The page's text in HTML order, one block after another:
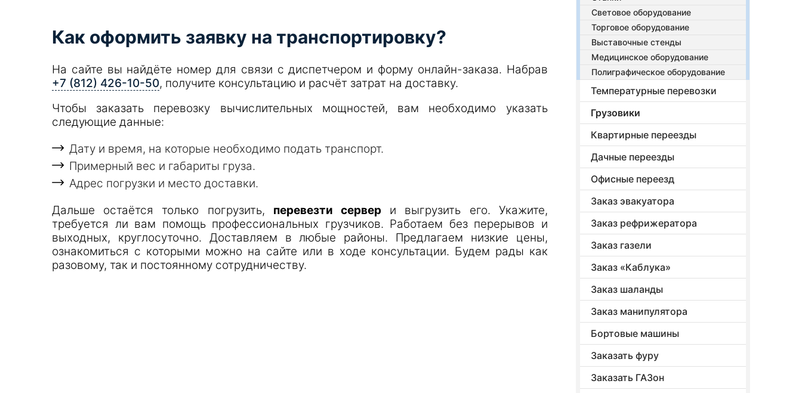
Как оформить заявку на транспортировку?
На сайте вы найдёте номер для связи с диспетчером и форму онлайн-заказа. Набрав
+7 (812) 426-10-50, получите консультацию и расчёт затрат на доставку.
Чтобы заказать перевозку вычислительных мощностей, вам необходимо указать
следующие данные:
Дату и время, на которые необходимо подать транспорт.
Примерный вес и габариты груза.
Адрес погрузки и место доставки.
Дальше остаётся только погрузить, перевезти сервери выгрузить его. Укажите,
требуется ли вам помощь профессиональных грузчиков. Работаем без перерывов и
выходных, круглосуточно. Доставляем в любые районы. Предлагаем низкие цены,
ознакомиться с которыми можно на сайте или в ходе консультации. Будем рады как
разовому, так и постоянному сотрудничеству.
Световое оборудование
Торговое оборудование
Выставочные стенды
Медицинское оборудование
Полиграфическое оборудование
Температурные перевозки
Грузовики
Квартирные переезды
Дачные переезды
Офисные переезд
Заказ эвакуатора
Заказ рефрижератора
Заказ газели
Заказ «Каблука»
Заказ шаланды
Заказ манипулятора
Бортовые машины
Заказать фуру
Заказать ГАЗон